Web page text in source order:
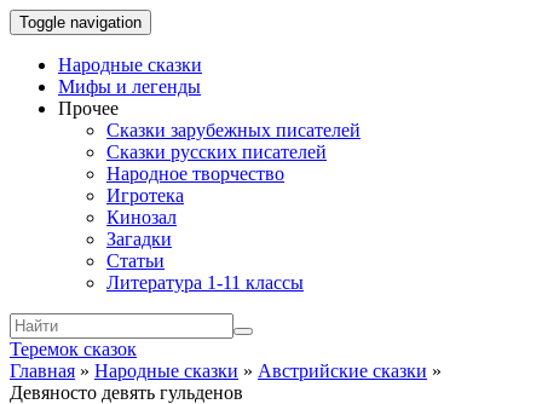
Toggle navigation
Народные сказки
Мифы и легенды
Прочее
Сказки зарубежных писателей
Сказки русских писателей
Народное творчество
Игротека
Кинозал
Загадки
Статьи
Литература 1-11 классы
Теремок сказок
Главная » Народные сказки » Австрийские сказки »
Девяносто девять гульденов